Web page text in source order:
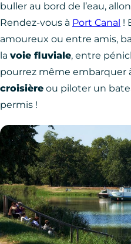
buller au bord de l’eau,
Rendez-vous à Port Canal !
amoureux ou entre amis,
la voie fluviale, entre
pourrez même embarquer
croisière ou piloter un
permis !